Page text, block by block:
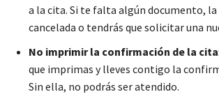
a la cita. Si te falta algún documento,
cancelada o tendrás que solicitar una
No imprimir la confirmación de la cita
que imprimas y lleves contigo la
Sin ella, no podrás ser atendido.